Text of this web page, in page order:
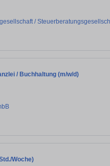
/
/ Buchhaltung (m/w/d)
Woche)